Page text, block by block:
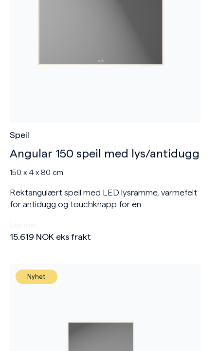
Speil
Angular 150 speil med lys/antidugg
150 x 4 x 80 cm
Rektangulært speil med LED lysramme, varmefelt
for antidugg og touchknapp for en...
15.619 NOK eks frakt
Nyhet